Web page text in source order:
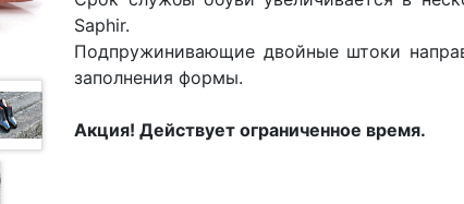
Saphir.
Подпружинивающие двойные штоки
заполнения формы.
Акция! Действует ограниченное время.